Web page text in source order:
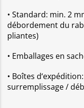
• Standard: min. 2
débordement du
pliantes)
• Emballages en
• Boîtes
surremplissage /